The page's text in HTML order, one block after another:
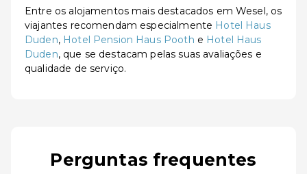
Entre os alojamentos mais destacados em Wesel, os
viajantes recomendam especialmente Hotel Haus
Duden, Hotel Pension Haus Pooth e Hotel Haus
Duden, que se destacam pelas suas avaliações e
qualidade de serviço.
Perguntas frequentes